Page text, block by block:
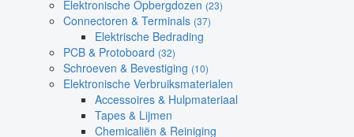
Elektronische Opbergdozen (23)
Connectoren & Terminals (37)
Elektrische Bedrading
PCB & Protoboard (32)
Schroeven & Bevestiging (10)
Elektronische Verbruiksmaterialen
Accessoires & Hulpmateriaal
Tapes & Lijmen
Chemicaliën & Reiniging